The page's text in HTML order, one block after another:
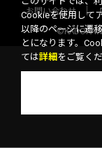
お問い合わせ
Cookieを使用して
以降のページに遷
とになります。
ては詳細 をご覧くだ